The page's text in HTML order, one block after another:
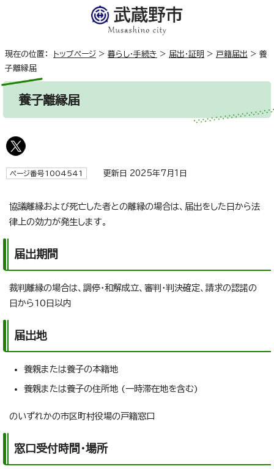
現在の位置： トップページ > 暮らし・手続き > 届出・証明 > 戸籍届出 > 養
子離縁届
養子離縁届
ページ番号1004541 更新日 2025年7月1日
協議離縁および死亡した者との離縁の場合は、届出をした日から法
律上の効力が発生します。
届出期間
裁判離縁の場合は、調停・和解成立、審判・判決確定、請求の認諾の
日から10日以内
届出地
養親または養子の本籍地
養親または養子の住所地 (一時滞在地を含む)
のいずれかの市区町村役場の戸籍窓口
窓口受付時間・場所